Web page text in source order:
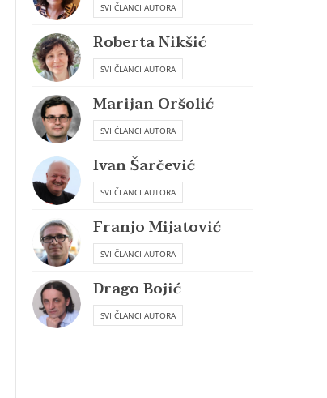
SVI ČLANCI AUTORA
Roberta Nikšić
SVI ČLANCI AUTORA
Marijan Oršolić
SVI ČLANCI AUTORA
Ivan Šarčević
SVI ČLANCI AUTORA
Franjo Mijatović
SVI ČLANCI AUTORA
Drago Bojić
SVI ČLANCI AUTORA